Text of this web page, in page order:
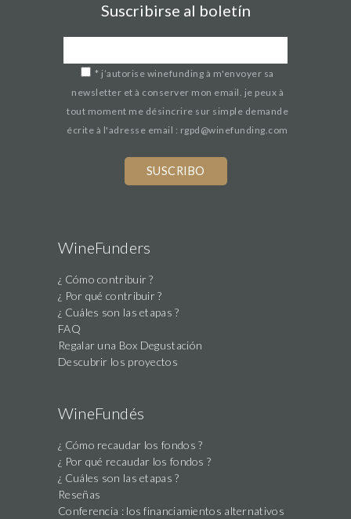
Suscribirse al boletín
* j’autorise winefunding à m'envoyer sa
newsletter et à conserver mon email. je peux à
tout moment me désincrire sur simple demande
écrite à l'adresse email : rgpd@winefunding.com
this
field
WineFunders
¿ Cómo contribuir ?
¿ Por qué contribuir ?
¿ Cuáles son las etapas ?
FAQ
Regalar una Box Degustación
Descubrir los proyectos
WineFundés
¿ Cómo recaudar los fondos ?
¿ Por qué recaudar los fondos ?
¿ Cuáles son las etapas ?
Reseñas
Conferencia : los financiamientos alternativos